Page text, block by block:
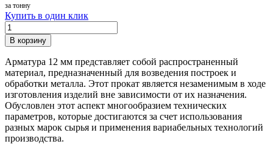
за тонну
Купить в один клик
В корзину
Арматура 12 мм представляет собой распространенный
материал, предназначенный для возведения построек и
обработки металла. Этот прокат является незаменимым в ходе
изготовления изделий вне зависимости от их назначения.
Обусловлен этот аспект многообразием технических
параметров, которые достигаются за счет использования
разных марок сырья и применения вариабельных технологий
производства.